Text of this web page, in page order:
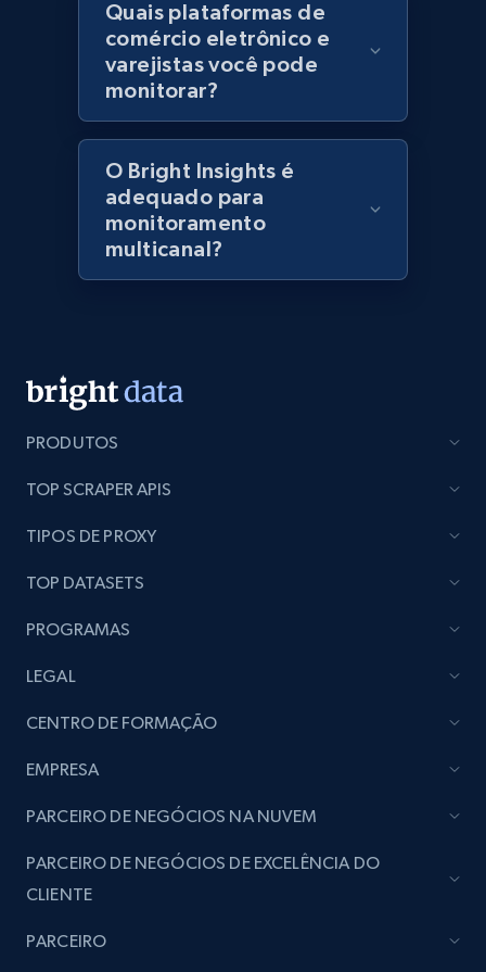
specified keywords
URL, Domain, Marketplace pn, Sku, Other pn,
Model number, Gtin ean pn, Product name, and
991+ 162+
URL, Title, Rating, Reviews, Initial price, Final
988+
Lazada - Products - Discover products by
keyword
price, Currency, Stock, and more.
Quais plataformas de
comércio eletrônico e
varejistas você pode
monitorar?
O Bright Insights é
adequado para
monitoramento
multicanal?
PRODUTOS
TOP SCRAPER APIS
TIPOS DE PROXY
TOP DATASETS
PROGRAMAS
LEGAL
CENTRO DE FORMAÇÃO
EMPRESA
PARCEIRO DE NEGÓCIOS NA NUVEM
PARCEIRO DE NEGÓCIOS DE EXCELÊNCIA DO
CLIENTE
PARCEIRO